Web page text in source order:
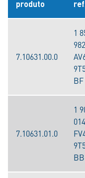
produto
7.10631.00.0
1
982,
BF
7.10631.01.0
1
014,
BB